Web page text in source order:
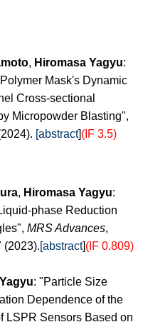
, Hiromasa Yagyu:
Mask's Dynamic
Cross-sectional
Micropowder Blasting",
[abstract](IF 3.5)
, Hiromasa Yagyu:
phase Reduction
MRS Advances,
(2023).[abstract](IF 0.809)
: "Particle Size
Dependence of the
LSPR Sensors Based on